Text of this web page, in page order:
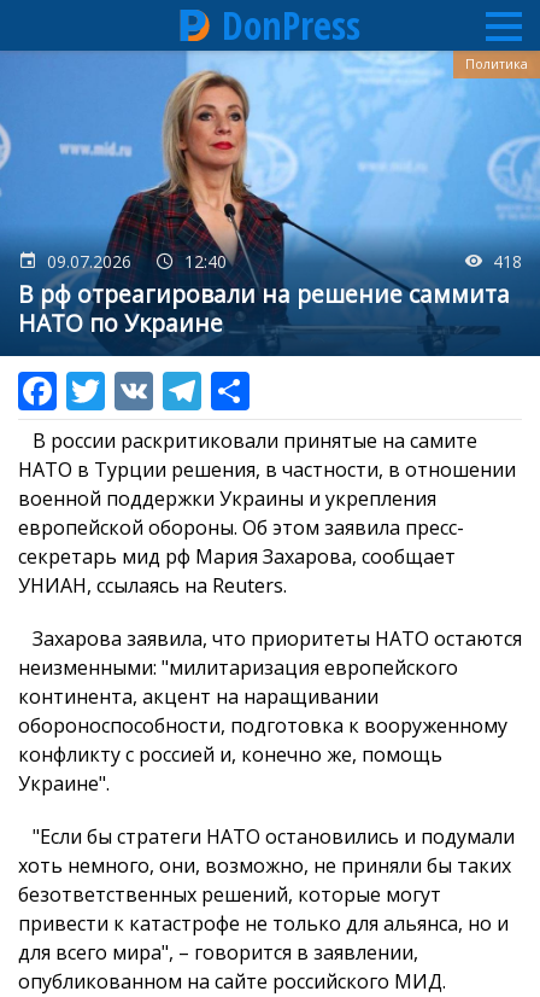
основному
содержанию
DonPress
09.07.2026 12:40 418
В рф отреагировали на решение саммита
НАТО по Украине
Политика
В россии раскритиковали принятые на самите
НАТО в Турции решения, в частности, в отношении
военной поддержки Украины и укрепления
европейской обороны. Об этом заявила пресс-
секретарь мид рф Мария Захарова, сообщает
УНИАН, ссылаясь на Reuters.
Захарова заявила, что приоритеты НАТО остаются
неизменными: "милитаризация европейского
континента, акцент на наращивании
обороноспособности, подготовка к вооруженному
конфликту с россией и, конечно же, помощь
Украине".
"Если бы стратеги НАТО остановились и подумали
хоть немного, они, возможно, не приняли бы таких
безответственных решений, которые могут
привести к катастрофе не только для альянса, но и
для всего мира", – говорится в заявлении,
опубликованном на сайте российского МИД.